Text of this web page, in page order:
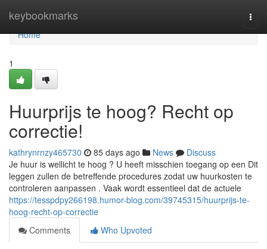
keybookmarks
Home
Home
1
Huurprijs te hoog? Recht op
correctie!
kathrynrnzy465730 85 days ago News
Discuss
Je huur is wellicht te hoog ? U heeft misschien toegang op een Dit
leggen zullen de betreffende procedures zodat uw huurkosten te
controleren aanpassen . Vaak wordt essentieel dat de actuele
https://tesspdpy266198.humor-blog.com/39745315/huurprijs-te-
hoog-recht-op-correctie
Comments
Who Upvoted